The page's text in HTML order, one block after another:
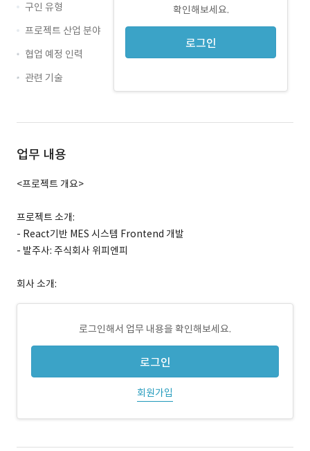
확인해보세요.
로그인
구인 유형
프로젝트 산업 분야
협업 예정 인력
관련 기술
업무 내용
<프로젝트 개요>
프로젝트 소개:
- React기반 MES 시스템 Frontend 개발
- 발주사: 주식회사 위피엔피
회사 소개:
로그인해서 업무 내용을 확인해보세요.
로그인
회원가입